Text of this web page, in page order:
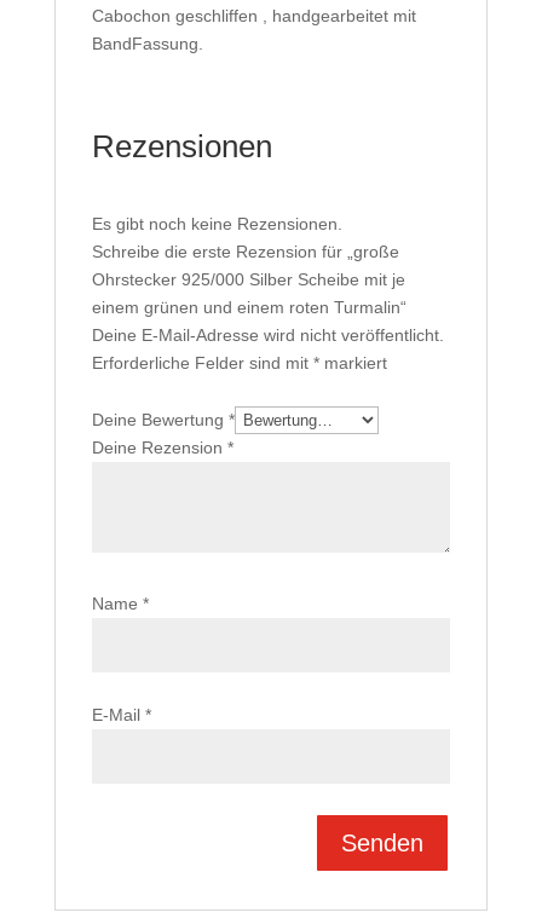
Cabochon geschliffen , handgearbeitet mit
BandFassung.
Rezensionen
Es gibt noch keine Rezensionen.
Schreibe die erste Rezension für „große
Ohrstecker 925/000 Silber Scheibe mit je
einem grünen und einem roten Turmalin“
Deine E-Mail-Adresse wird nicht veröffentlicht.
Erforderliche Felder sind mit *markiert
Deine Bewertung *
Deine Rezension *
Name *
E-Mail *